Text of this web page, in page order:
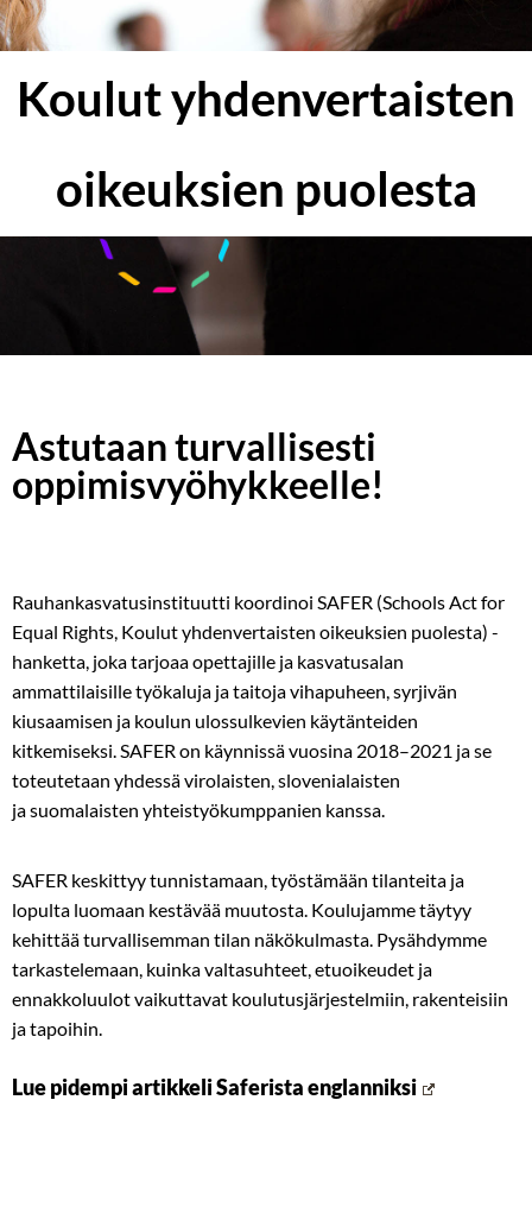
Koulut yhden­vertais­ten
oikeuk­sien puo­lesta
Astutaan turvallisesti
oppimis­vyöhykkeelle!
Rauhankasvatusinstituutti koordinoi SAFER (Schools Act for
Equal Rights, Koulut yhdenvertaisten oikeuksien puolesta) -
hanketta, joka tarjoaa opettajille ja kasvatusalan
ammattilaisille työkaluja ja taitoja vihapuheen, syrjivän
kiusaamisen ja koulun ulossulkevien käytänteiden
kitkemiseksi. SAFER on käynnissä vuosina 2018–2021 ja se
toteutetaan yhdessä virolaisten, slovenialaisten
jasuomalaisten yhteistyökumppanien kanssa.
SAFER keskittyy tunnistamaan, työstämään tilanteita ja
lopulta luomaan kestävää muutosta. Koulujamme täytyy
kehittää turvallisemman tilan näkökulmasta. Pysähdymme
tarkastelemaan, kuinka valtasuhteet, etuoikeudet ja
ennakkoluulot vaikuttavat koulutusjärjestelmiin, rakenteisiin
ja tapoihin.
Lue pidempi artikkeli Saferista englanniksi